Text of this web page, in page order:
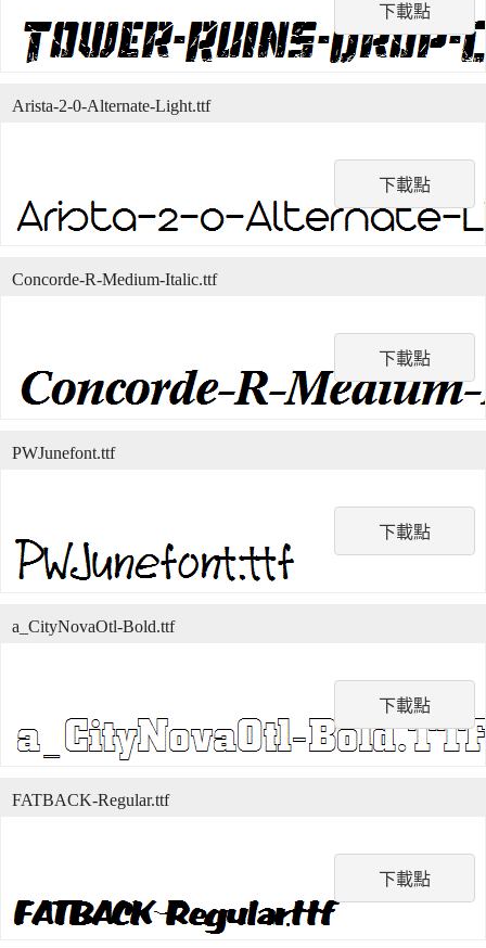
下載點
下載點
Arista-2-0-Alternate-Light.ttf
下載點
Concorde-R-Medium-Italic.ttf
下載點
PWJunefont.ttf
下載點
a_CityNovaOtl-Bold.ttf
下載點
FATBACK-Regular.ttf